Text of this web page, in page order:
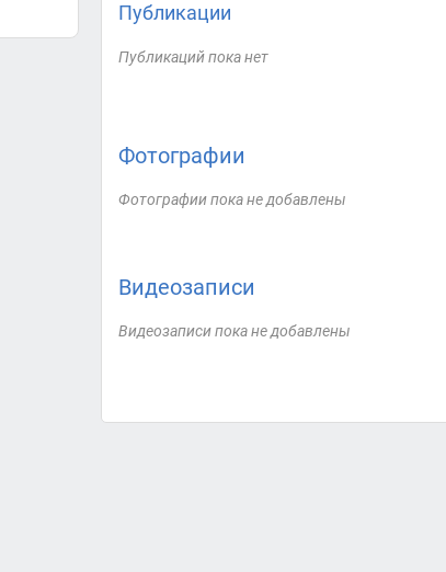
Публикации
Публикаций пока нет
Фотографии
Фотографии пока не добавлены
Видеозаписи
Видеозаписи пока не добавлены